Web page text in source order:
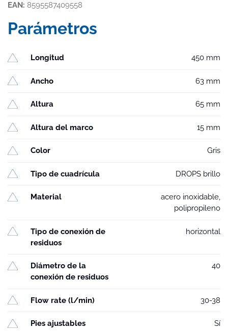
EAN: 8595587409558
Parámetros
Longitud 450 mm
Ancho 63 mm
Altura 65 mm
Altura del marco 15 mm
Color Gris
Tipo de cuadrícula DROPS brillo
Material
acero inoxidable,
polipropileno
Tipo de conexión de
residuos
horizontal
Diámetro de la
conexión de residuos
40
Flow rate (l/min) 30-38
Pies ajustables Sí